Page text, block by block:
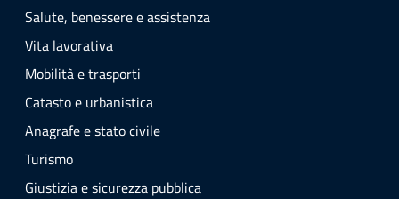
Salute, benessere e assistenza
Vita lavorativa
Mobilità e trasporti
Catasto e urbanistica
Anagrafe e stato civile
Turismo
Giustizia e sicurezza pubblica